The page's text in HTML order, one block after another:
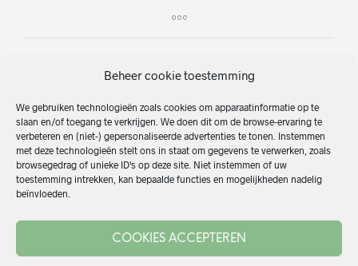
Beheer cookie toestemming
We gebruiken technologieën zoals cookies om apparaatinformatie op te
slaan en/of toegang te verkrijgen. We doen dit om de browse-ervaring te
verbeteren en (niet-) gepersonaliseerde advertenties te tonen. Instemmen
met deze technologieën stelt ons in staat om gegevens te verwerken, zoals
browsegedrag of unieke ID's op deze site. Niet instemmen of uw
toestemming intrekken, kan bepaalde functies en mogelijkheden nadelig
beïnvloeden.
COOKIES ACCEPTEREN
Home
Producten
Onze merken
Over ons
Contact